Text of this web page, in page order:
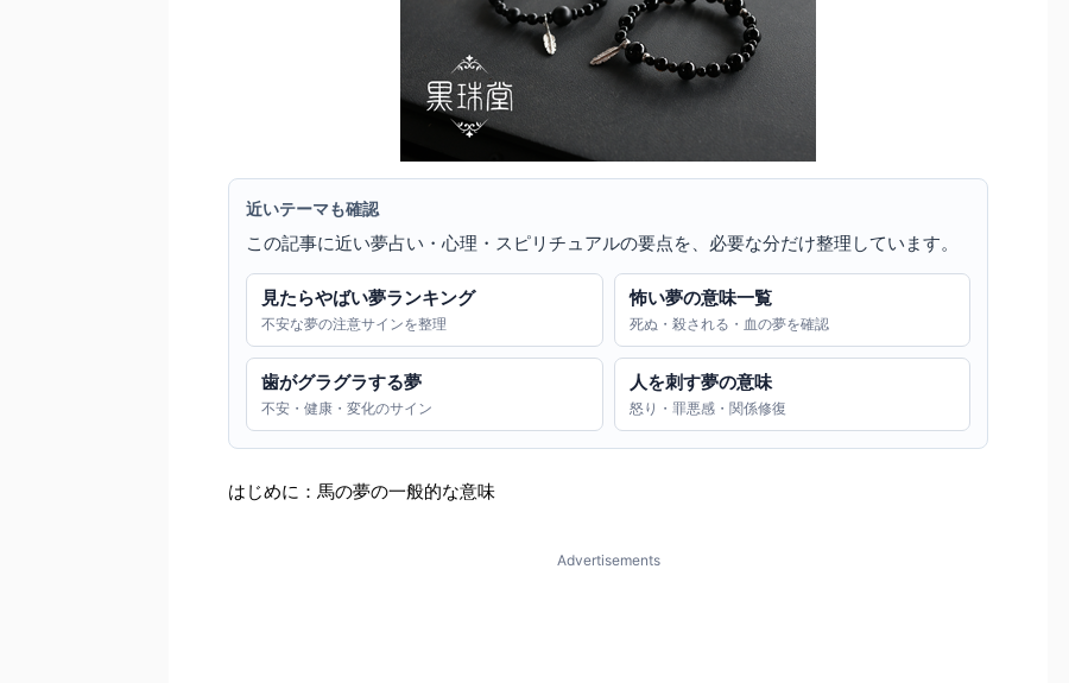
近いテーマも確認
この記事に近い夢占い・心理・スピリチュアルの要点を、必要な分だけ整理しています。
見たらやばい夢ランキング
不安な夢の注意サインを整理
怖い夢の意味一覧
死ぬ・殺される・血の夢を確認
歯がグラグラする夢
不安・健康・変化のサイン
人を刺す夢の意味
怒り・罪悪感・関係修復
はじめに：馬の夢の一般的な意味
Advertisements